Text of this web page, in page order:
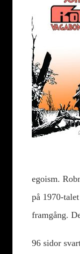
egoism.
på 1970-
framgång.
96 sidor